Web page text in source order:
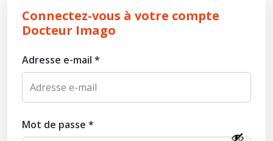
Connectez-vous à votre compte
Docteur Imago
Adresse e-mail *
Mot de passe *